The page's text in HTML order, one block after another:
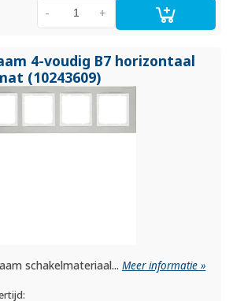
+
-
4-voudig B7 horizontaal
(10243609)
schakelmateriaal...Meer informatie »